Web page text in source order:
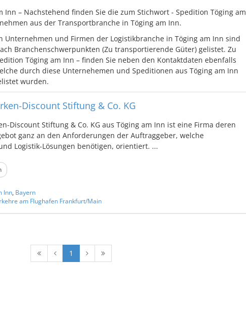
Inn – Nachstehend finden Sie die zum Stichwort - Spedition Töging am
aus der Transportbranche in Töging am Inn.
Unternehmen und Firmen der Logistikbranche in Töging am Inn sind
Branchenschwerpunkten (Zu transportierende Güter) gelistet. Zu
Töging am Inn – finden Sie neben den Kontaktdaten ebenfalls
durch diese Unternehemen und Speditionen aus Töging am Inn
wurden.
Discount Stiftung & Co. KG
Discount Stiftung & Co. KG aus Töging am Inn ist eine Firma deren
ganz an den Anforderungen der Auftraggeber, welche
Logistik-Lösungen benötigen, orientiert. ...
Inn, Bayern
am Flughafen Frankfurt/Main
1